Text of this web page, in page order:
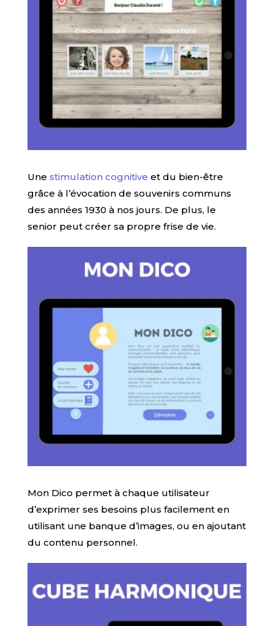
Une stimulation cognitive et du bien-être
grâce à l’évocation de souvenirs communs
des années 1930 à nos jours. De plus, le
senior peut créer sa propre frise de vie.
Mon Dico permet à chaque utilisateur
d’exprimer ses besoins plus facilement en
utilisant une banque d’images, ou en ajoutant
du contenu personnel.